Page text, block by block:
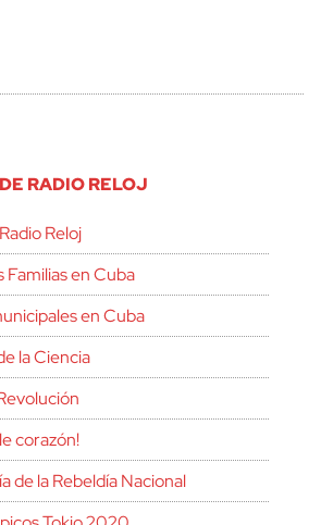
RADIO RELOJ
Reloj
Familias en Cuba
en Cuba
la Ciencia
corazón!
de la Rebeldía Nacional